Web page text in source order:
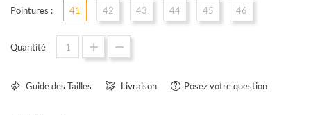
Pointures : 41 42 43 44 45 46
Quantité
Guide des Tailles Livraison Posez votre question